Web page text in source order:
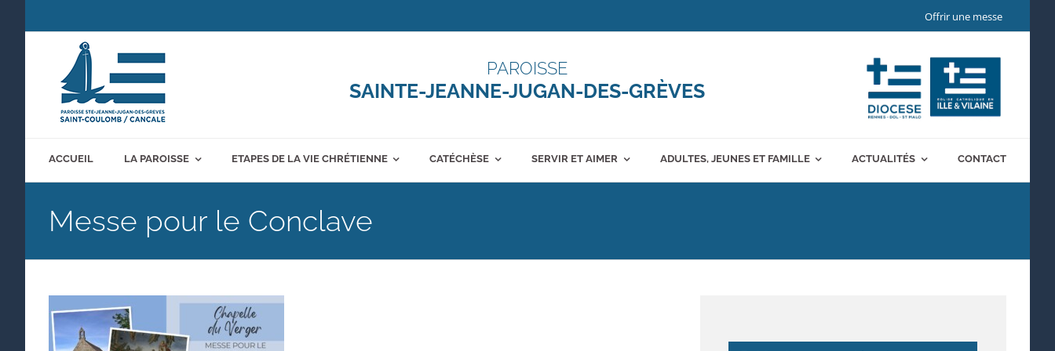
Offrir une messe
PAROISSE
SAINTE-JEANNE-JUGAN-DES-GRÈVES
ACCUEIL LA PAROISSE ETAPES DE LA VIE CHRÉTIENNE CATÉCHÈSE SERVIR ET AIMER ADULTES, JEUNES ET FAMILLE ACTUALITÉS CONTACT
Messe pour le Conclave